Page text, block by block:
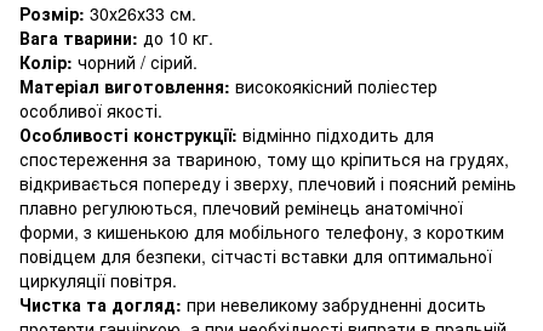
Розмір: 30х26х33 см.
Вага тварини: до 10 кг.
Колір: чорний / сірий.
Матеріал виготовлення: високоякісний поліестер
особливої ​​якості.
Особливості конструкції: відмінно підходить для
спостереження за твариною, тому що кріпиться на грудях,
відкривається попереду і зверху, плечовий і поясний ремінь
плавно регулюються, плечовий ремінець анатомічної
форми, з кишенькою для мобільного телефону, з коротким
повідцем для безпеки, сітчасті вставки для оптимальної
циркуляції повітря.
Чистка та догляд: при невеликому забрудненні досить